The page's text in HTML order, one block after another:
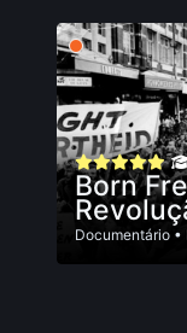
Born
Documentário •